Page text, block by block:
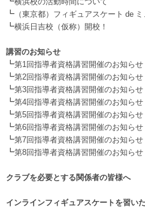
┗ （東京都）フィギュアスケート de
┗横浜日吉校（仮称）開校！
講習のお知らせ
┗第1回指導者資格講習開催のお知らせ
┗第2回指導者資格講習開催のお知らせ
┗第3回指導者資格講習開催のお知らせ
┗第4回指導者資格講習開催のお知らせ
┗第5回指導者資格講習開催のお知らせ
┗第6回指導者資格講習開催のお知らせ
┗第7回指導者資格講習開催のお知らせ
┗第8回指導者資格講習開催のお知らせ
クラブを必要とする関係者の皆様へ
インラインフィギュアスケートを習い